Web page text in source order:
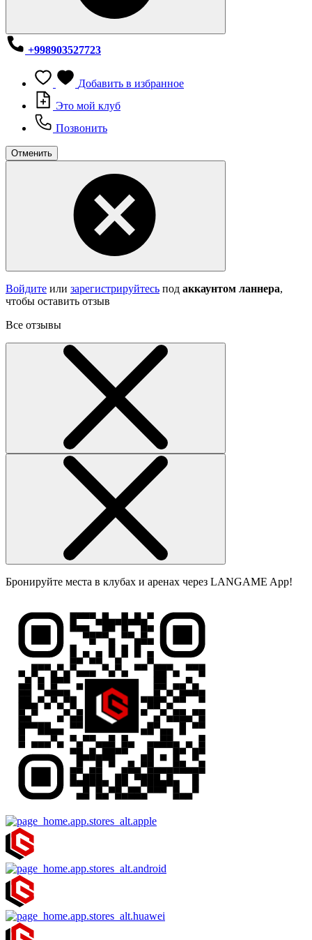
+998903527723
Добавить в избранное
Это мой клуб
Позвонить
Отменить
Войдите или зарегистрируйтесь под аккаунтом ланнера,
чтобы оставить отзыв
Все отзывы
Бронируйте места в клубах и аренах через LANGAME App!